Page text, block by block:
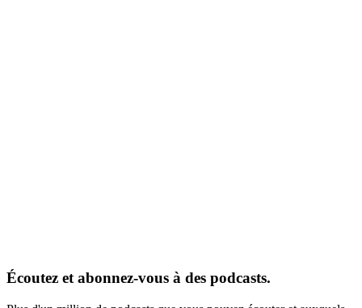
Écoutez et abonnez-vous à des podcasts.